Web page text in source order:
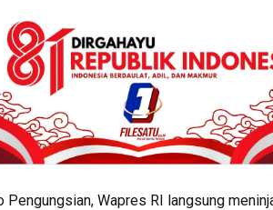
Wapres RI langsung